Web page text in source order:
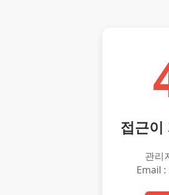
접근이
관리
Email